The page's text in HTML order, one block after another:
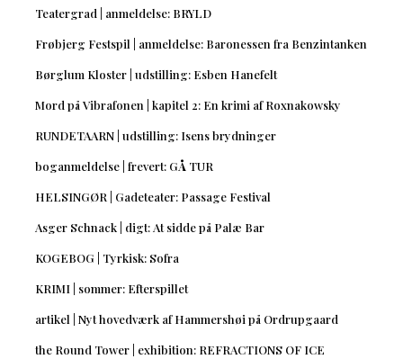
Teatergrad | anmeldelse: BRYLD
Frøbjerg Festspil | anmeldelse: Baronessen fra Benzintanken
Børglum Kloster | udstilling: Esben Hanefelt
Mord på Vibrafonen | kapitel 2: En krimi af Roxnakowsky
RUNDETAARN | udstilling: Isens brydninger
boganmeldelse | frevert: GÅ TUR
HELSINGØR | Gadeteater: Passage Festival
Asger Schnack | digt: At sidde på Palæ Bar
KOGEBOG | Tyrkisk: Sofra
KRIMI | sommer: Efterspillet
artikel | Nyt hovedværk af Hammershøi på Ordrupgaard
the Round Tower | exhibition: REFRACTIONS OF ICE